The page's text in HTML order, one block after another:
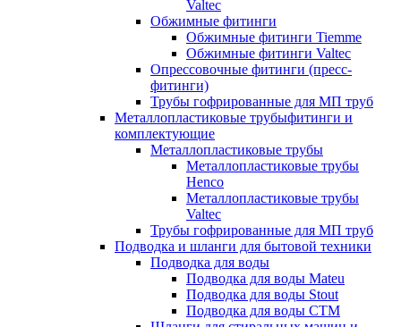
Valtec
Обжимные фитинги
Обжимные фитинги Tiemme
Обжимные фитинги Valtec
Опрессовочные фитинги (пресс-
фитинги)
Трубы гофрированные для МП труб
Металлопластиковые трубыфитинги и
комплектующие
Металлопластиковые трубы
Металлопластиковые трубы
Henco
Металлопластиковые трубы
Valtec
Трубы гофрированные для МП труб
Подводка и шланги для бытовой техники
Подводка для воды
Подводка для воды Mateu
Подводка для воды Stout
Подводка для воды СТМ